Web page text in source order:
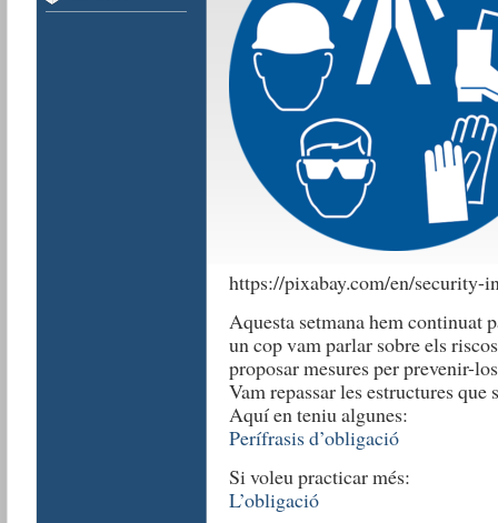
https://pixabay.com/en/security-
Aquesta setmana hem continuat
un cop vam parlar sobre els
proposar mesures per prevenir-
Vam repassar les estructures
Aquí en teniu algunes:
Perífrasis d’obligació
Si voleu practicar més:
L’obligació